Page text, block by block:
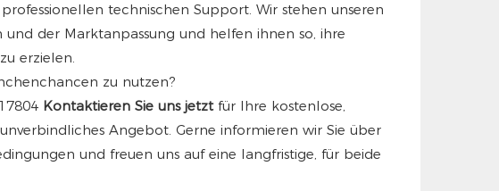
technischen Support. Wir stehen unseren
der Marktanpassung und helfen ihnen so, ihre
erzielen.
zu nutzen?
Kontaktieren Sie uns jetztfür Ihre kostenlose,
Angebot. Gerne informieren wir Sie über
und freuen uns auf eine langfristige, für beide